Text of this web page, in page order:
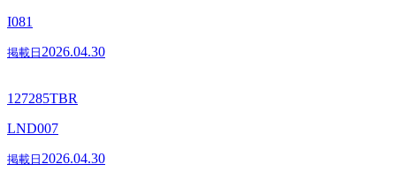
I081
掲載日 2026.04.30
127285TBR
LND007
掲載日 2026.04.30